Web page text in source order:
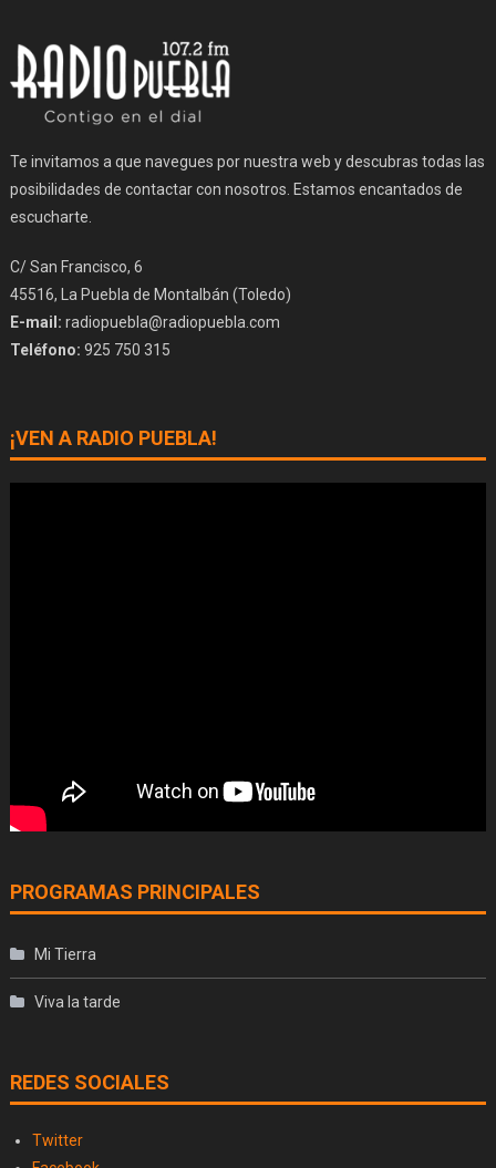
Te invitamos a que navegues por nuestra web y descubras todas las
posibilidades de contactar con nosotros. Estamos encantados de
escucharte.
C/ San Francisco, 6
45516, La Puebla de Montalbán (Toledo)
E-mail: radiopuebla@radiopuebla.com
Teléfono: 925 750 315
¡VEN A RADIO PUEBLA!
PROGRAMAS PRINCIPALES
Mi Tierra
Viva la tarde
REDES SOCIALES
Twitter